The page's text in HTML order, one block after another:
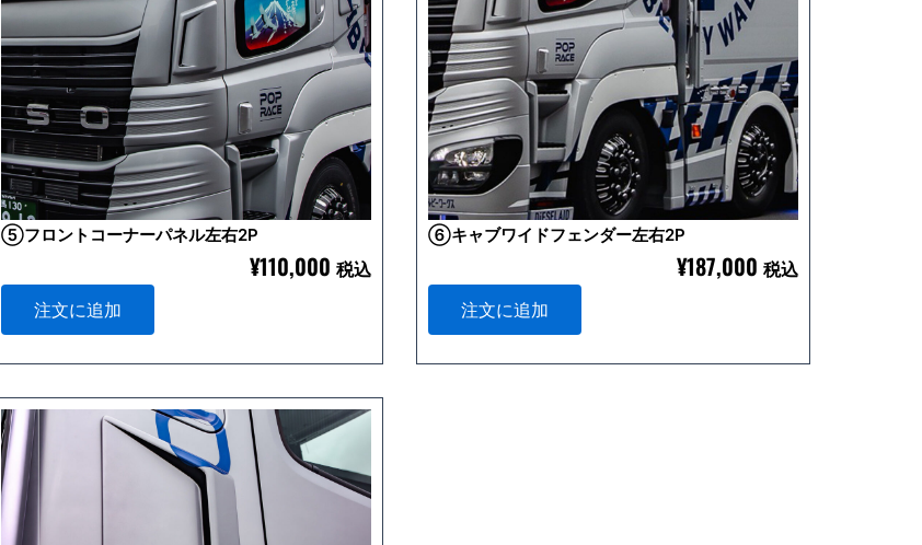
⑤フロントコーナーパネル左右2P
¥110,000 税込
注文に追加
⑥キャブワイドフェンダー左右2P
¥187,000 税込
注文に追加